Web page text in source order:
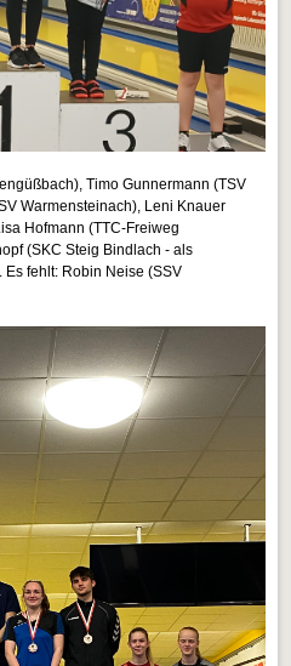
Timo Gunnermann (TSV
Warmensteinach), Leni Knauer
Hofmann (TTC-Freiweg
(SKC Steig Bindlach - als
fehlt: Robin Neise (SSV